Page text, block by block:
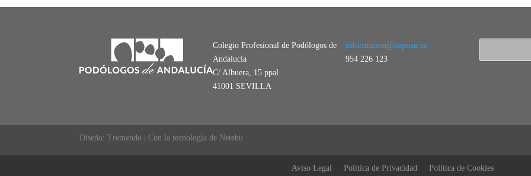
Colegio Profesional de Podólogos de
Andalucía
C/ Albuera, 15 ppal
41001 SEVILLA
informacion@copoan.es
954 226 123
Diseño: Tremendo | Con la tecnología de Netebu
Aviso Legal Política de Privacidad Política de Cookies